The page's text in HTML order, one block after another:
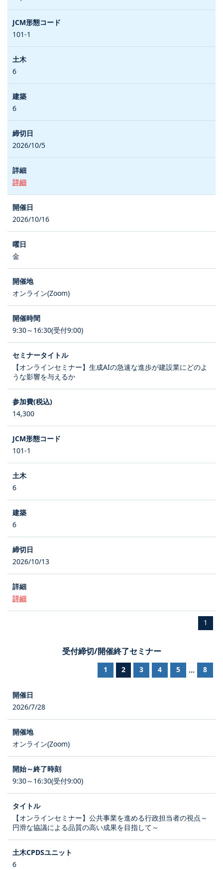
101-1
6
6
2026/10/5
詳細
2026/10/16
金
オンライン(Zoom)
9:30～16:30(受付9:00)
【オンラインセミナー】生成AIの急速な進歩が建設業にどのよ
うな影響を与えるか
14,300
101-1
6
6
2026/10/13
詳細
1
受付締切/開催終了セミナー
1 2 3 4 5 ... 8
2026/7/28
オンライン(Zoom)
9:30～16:30(受付9:00)
【オンラインセミナー】公共事業を進める行政担当者の視点～
円滑な協議による品質の高い成果を目指して～
6